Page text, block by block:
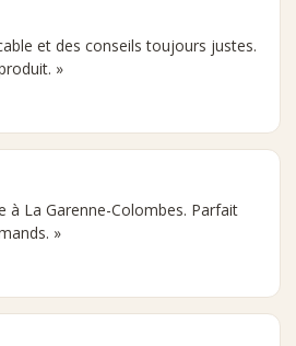
et des conseils toujours justes.
»
à La Garenne-Colombes. Parfait
»